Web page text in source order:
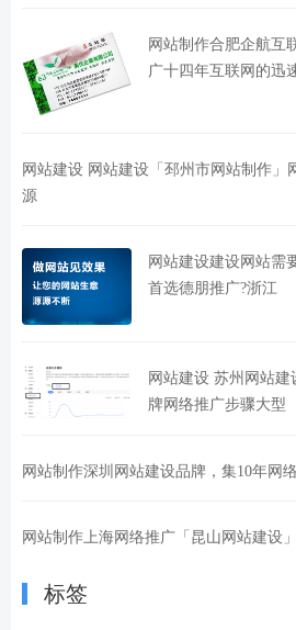
网站制作合肥企航互
广十四年互联网的迅
网站建设 网站建设「邳州市网站制作」
源
网站建设建设网站需
首选德朋推广?浙江
网站建设 苏州网站
牌网络推广步骤大型
网站制作深圳网站建设品牌，集10年网
网站制作上海网络推广「昆山网站建设
标签